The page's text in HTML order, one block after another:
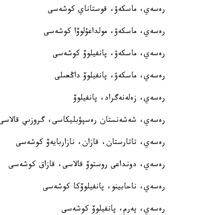
رەسەي، ماسكەۋ، قوستاناي كوشەسى
رەسەي، ماسكەۋ، مولداعۇلوۆا كوشەسى
رەسەي، ماسكەۋ، پانفيلوۆ كوشەسى
رەسەي، ماسكەۋ، پانفيلوۆ داڭعىلى
رەسەي، زەلەنەگراد، پانفيلوۆ
رەسەي، شەشەنستان رەسپۋبليكاسى، گروزىي
رەسەي، تاتارستان، قازان، نازاربايەۆ كوشەسى
رەسەي، دونداعى روستوۆ قالاسى، قازاق كوشەسى
رەسەي، ناحابينو، پانفيلوۆكا كوشەسى
رەسەي، پەرم، پانفيلوۆ كوشەسى